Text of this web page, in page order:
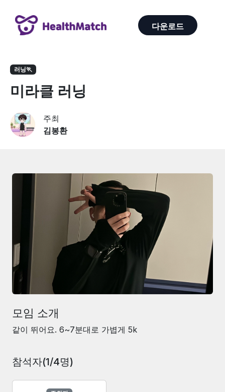
다운로드
러닝🏃
미라클 러닝
주최
김봉환
모임 소개
같이 뛰어요. 6~7분대로 가볍게 5k
참석자(1/4명)